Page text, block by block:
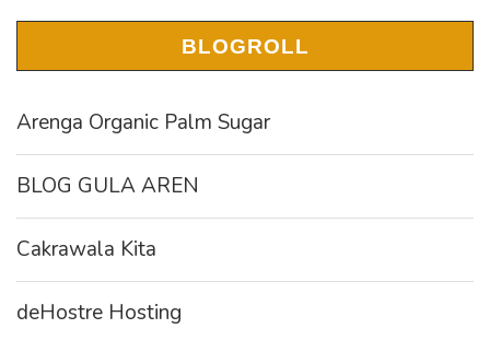
BLOGROLL
Arenga Organic Palm Sugar
BLOG GULA AREN
Cakrawala Kita
deHostre Hosting